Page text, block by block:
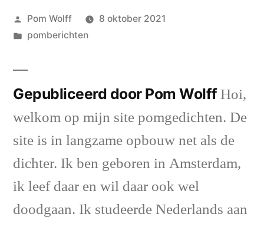
Geplaatst
door
Pom Wolff
8 oktober 2021
Geplaatst
pomberichten
Gepubliceerd door Pom WolffHoi,
welkom op mijn site pomgedichten. De
site is in langzame opbouw net als de
dichter. Ik ben geboren in Amsterdam,
ik leef daar en wil daar ook wel
doodgaan. Ik studeerde Nederlands aan